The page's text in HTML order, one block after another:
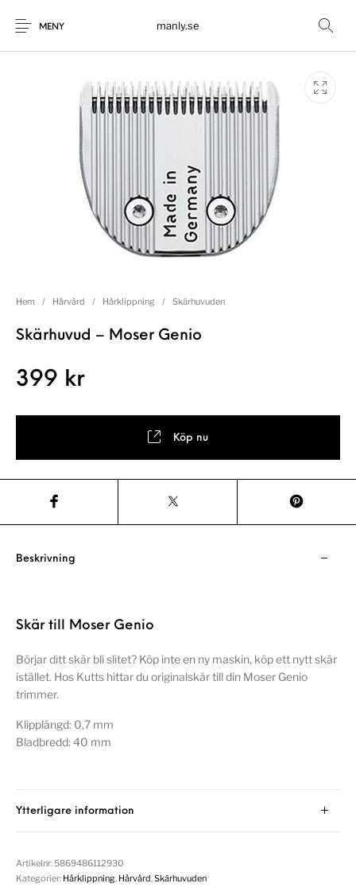
MENY manly.se
Hem / Hårvård / Hårklippning / Skärhuvuden
Skärhuvud – Moser Genio
399 kr
Köp nu
Beskrivning
Skär till Moser Genio
Börjar ditt skär bli slitet? Köp inte en ny maskin, köp ett nytt skär
istället. Hos Kutts hittar du originalskär till din Moser Genio
trimmer.
Klipplängd: 0,7 mm
Bladbredd: 40 mm
Ytterligare information
Artikelnr: 5869486112930
Kategorier: Hårklippning, Hårvård,Skärhuvuden